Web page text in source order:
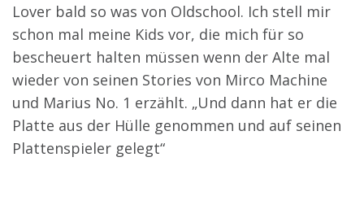
Lover bald so was von Oldschool. Ich stell mir
schon mal meine Kids vor, die mich für so
bescheuert halten müssen wenn der Alte mal
wieder von seinen Stories von Mirco Machine
und Marius No. 1 erzählt. „Und dann hat er die
Platte aus der Hülle genommen und auf seinen
Plattenspieler gelegt“